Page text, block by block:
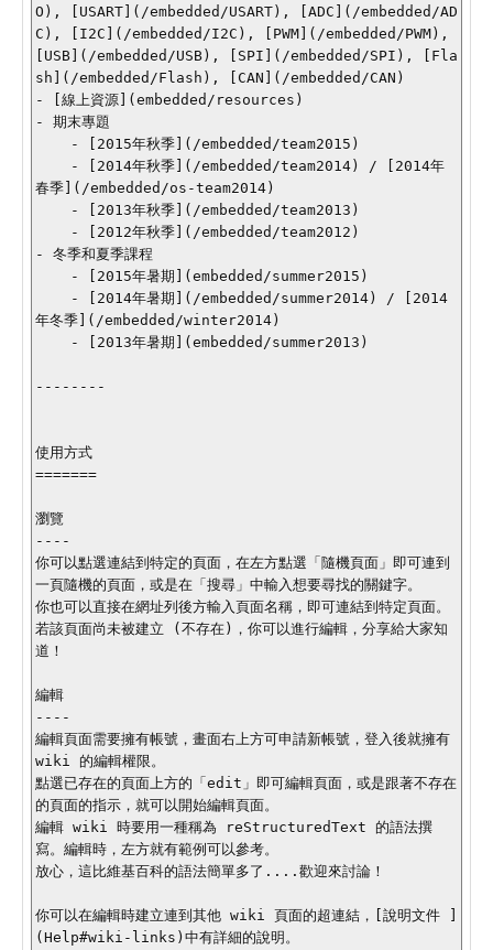
O), [USART](/embedded/USART), [ADC](/embedded/AD
C), [I2C](/embedded/I2C), [PWM](/embedded/PWM),
[USB](/embedded/USB), [SPI](/embedded/SPI), [Fla
sh](/embedded/Flash), [CAN](/embedded/CAN)
- [線上資源](embedded/resources)
- 期末專題
春季](/embedded/os-team2014)
- 冬季和夏季課程
年冬季](/embedded/winter2014)
--------
使用方式
=======
瀏覽
----
你可以點選連結到特定的頁面，在左方點選「隨機頁面」即可連到
一頁隨機的頁面，或是在「搜尋」中輸入想要尋找的關鍵字。
你也可以直接在網址列後方輸入頁面名稱，即可連結到特定頁面。
若該頁面尚未被建立 (不存在)，你可以進行編輯，分享給大家知
道！
編輯
----
編輯頁面需要擁有帳號，畫面右上方可申請新帳號，登入後就擁有
wiki 的編輯權限。
點選已存在的頁面上方的「edit」即可編輯頁面，或是跟著不存在
的頁面的指示，就可以開始編輯頁面。
編輯 wiki 時要用一種稱為 reStructuredText 的語法撰
寫。編輯時，左方就有範例可以參考。
放心，這比維基百科的語法簡單多了....歡迎來討論！
你可以在編輯時建立連到其他 wiki 頁面的超連結，[說明文件 ]
(Help#wiki-links)中有詳細的說明。